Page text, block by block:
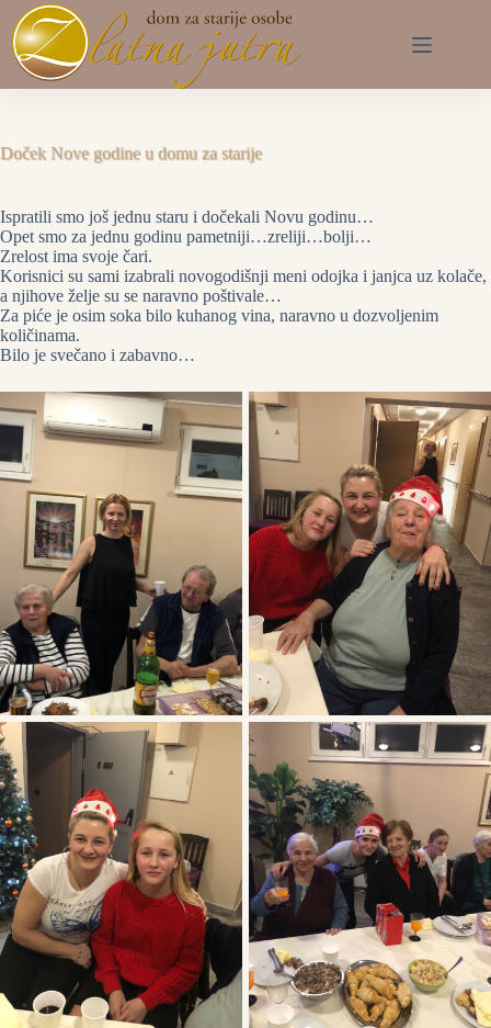
Preskoči
na
sadržaj
Doček Nove godine u domu za starije
Ispratili smo još jednu staru i dočekali Novu godinu…
Opet smo za jednu godinu pametniji…zreliji…bolji…
Zrelost ima svoje čari.
Korisnici su sami izabrali novogodišnji meni odojka i janjca uz kolače,
a njihove želje su se naravno poštivale…
Za piće je osim soka bilo kuhanog vina, naravno u dozvoljenim
količinama.
Bilo je svečano i zabavno…